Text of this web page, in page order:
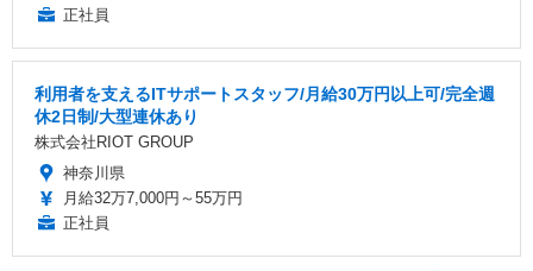
正社員
利用者を支えるITサポートスタッフ/月給30万円以上可/完全週
休2日制/大型連休あり
株式会社RIOT GROUP
神奈川県
月給32万7,000円～55万円
正社員